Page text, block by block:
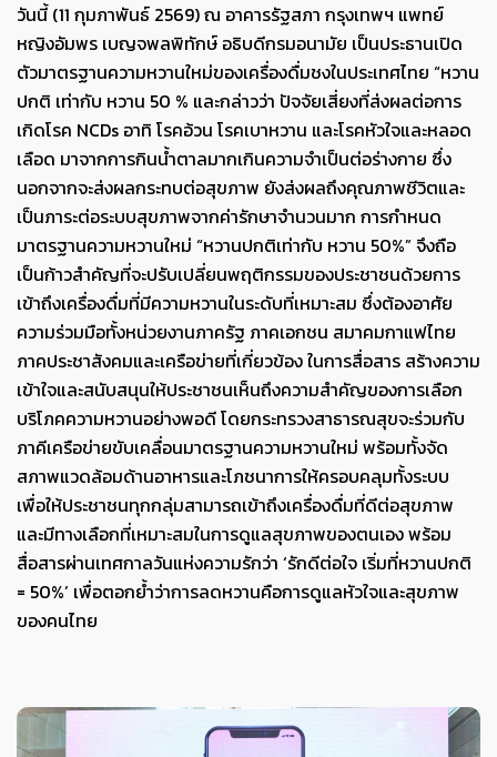
วันนี้ (11 กุมภาพันธ์ 2569) ณ อาคารรัฐสภา กรุงเทพฯ แพทย์
หญิงอัมพร เบญจพลพิทักษ์ อธิบดีกรมอนามัย เป็นประธานเปิด
ตัวมาตรฐานความหวานใหม่ของเครื่องดื่มชงในประเทศไทย “หวาน
ปกติ เท่ากับ หวาน 50 % และกล่าวว่า ปัจจัยเสี่ยงที่ส่งผลต่อการ
เกิดโรค NCDs อาทิ โรคอ้วน โรคเบาหวาน และโรคหัวใจและหลอด
เลือด มาจากการกินน้ำตาลมากเกินความจำเป็นต่อร่างกาย ซึ่ง
นอกจากจะส่งผลกระทบต่อสุขภาพ ยังส่งผลถึงคุณภาพชีวิตและ
เป็นภาระต่อระบบสุขภาพจากค่ารักษาจำนวนมาก การกำหนด
มาตรฐานความหวานใหม่ “หวานปกติเท่ากับ หวาน 50%” จึงถือ
เป็นก้าวสำคัญที่จะปรับเปลี่ยนพฤติกรรมของประชาชนด้วยการ
เข้าถึงเครื่องดื่มที่มีความหวานในระดับที่เหมาะสม ซึ่งต้องอาศัย
ความร่วมมือทั้งหน่วยงานภาครัฐ ภาคเอกชน สมาคมกาแฟไทย
ภาคประชาสังคมและเครือข่ายที่เกี่ยวข้อง ในการสื่อสาร สร้างความ
เข้าใจและสนับสนุนให้ประชาชนเห็นถึงความสำคัญของการเลือก
บริโภคความหวานอย่างพอดี โดยกระทรวงสาธารณสุขจะร่วมกับ
ภาคีเครือข่ายขับเคลื่อนมาตรฐานความหวานใหม่ พร้อมทั้งจัด
สภาพแวดล้อมด้านอาหารและโภชนาการให้ครอบคลุมทั้งระบบ
เพื่อให้ประชาชนทุกกลุ่มสามารถเข้าถึงเครื่องดื่มที่ดีต่อสุขภาพ
และมีทางเลือกที่เหมาะสมในการดูแลสุขภาพของตนเอง พร้อม
สื่อสารผ่านเทศกาลวันแห่งความรักว่า ‘รักดีต่อใจ เริ่มที่หวานปกติ
= 50%’ เพื่อตอกย้ำว่าการลดหวานคือการดูแลหัวใจและสุขภาพ
ของคนไทย